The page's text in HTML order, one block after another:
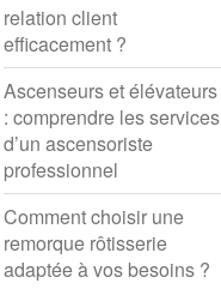
relation client
efficacement ?
Ascenseurs et élévateurs
: comprendre les services
d’un ascensoriste
professionnel
Comment choisir une
remorque rôtisserie
adaptée à vos besoins ?